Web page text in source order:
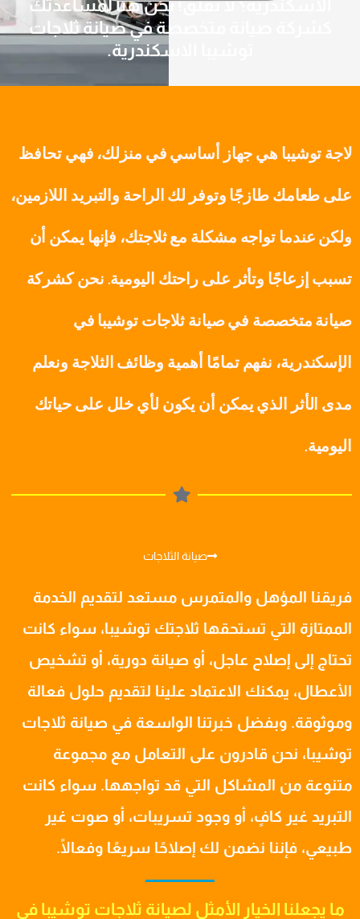
الاسكندرية؟ لا تقلق! نحن هنا لمساعدتك
كشركة صيانة متخصصة في صيانة ثلاجات
توشيبا الاسكندرية.
لاجة توشيبا هي جهاز أساسي في منزلك، فهي تحافظ
على طعامك طازجًا وتوفر لك الراحة والتبريد اللازمين،
ولكن عندما تواجه مشكلة مع ثلاجتك، فإنها يمكن أن
تسبب إزعاجًا وتأثر على راحتك اليومية. نحن كشركة
صيانة متخصصة في صيانة ثلاجات توشيبا في
الإسكندرية، نفهم تمامًا أهمية وظائف الثلاجة ونعلم
مدى الأثر الذي يمكن أن يكون لأي خلل على حياتك
اليومية.
صيانة الثلاجات
فريقنا المؤهل والمتمرس مستعد لتقديم الخدمة
الممتازة التي تستحقها ثلاجتك توشيبا، سواء كانت
تحتاج إلى إصلاح عاجل، أو صيانة دورية، أو تشخيص
الأعطال، يمكنك الاعتماد علينا لتقديم حلول فعالة
وموثوقة. وبفضل خبرتنا الواسعة في صيانة ثلاجات
توشيبا، نحن قادرون على التعامل مع مجموعة
متنوعة من المشاكل التي قد تواجهها. سواء كانت
التبريد غير كافٍ، أو وجود تسريبات، أو صوت غير
طبيعي، فإننا نضمن لك إصلاحًا سريعًا وفعالًا.
ما يجعلنا الخيار الأمثل لصيانة ثلاجات توشيبا في